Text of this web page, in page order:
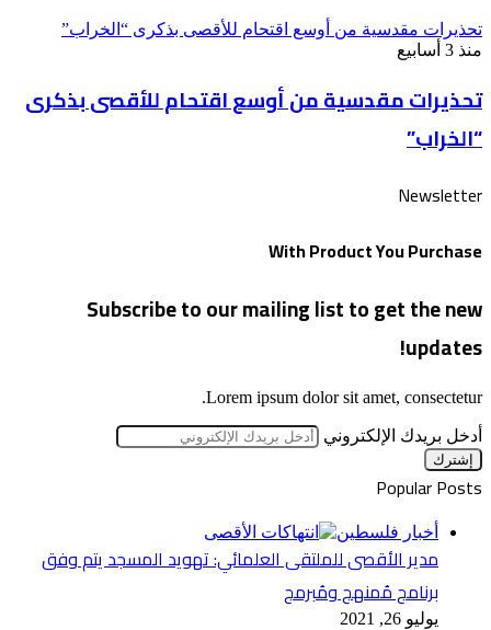
تحذيرات مقدسية من أوسع اقتحام للأقصى بذكرى “الخراب”
منذ 3 أسابيع
تحذيرات مقدسية من أوسع اقتحام للأقصى بذكرى
“الخراب”
Newsletter
With Product You Purchase
Subscribe to our mailing list to get the new
updates!
Lorem ipsum dolor sit amet, consectetur.
أدخل بريدك الإلكتروني
Popular Posts
أخبار فلسطين
مدير الأقصى للملتقى العلمائي: تهويد المسجد يتم وفق
برنامج مُمنهج ومُبرمج
يوليو 26, 2021